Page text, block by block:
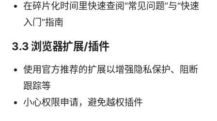
在碎片化时间里快速查阅“常见问题”与“快速
入门”指南
3.3 浏览器扩展/插件
使用官方推荐的扩展以增强隐私保护、阻断
跟踪等
小心权限申请，避免越权插件